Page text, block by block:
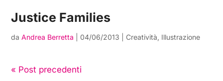
Justice Families
daAndrea Berretta 04/06/2013 Creatività, Illustrazione
« Post precedenti